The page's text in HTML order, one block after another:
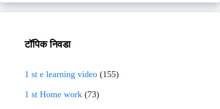
टॉपिक निवडा
1 st e learning video (155)
1 st Home work (73)